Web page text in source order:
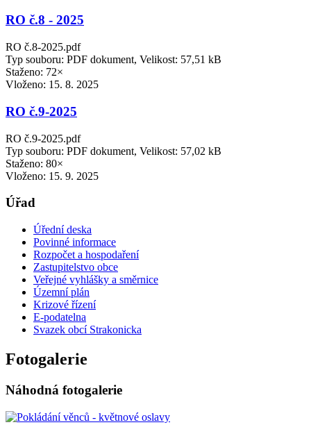
RO č.8 - 2025
RO č.8-2025.pdf
Typ souboru: PDF dokument, Velikost: 57,51 kB
Staženo: 72×
Vloženo: 15. 8. 2025
RO č.9-2025
RO č.9-2025.pdf
Typ souboru: PDF dokument, Velikost: 57,02 kB
Staženo: 80×
Vloženo: 15. 9. 2025
Úřad
Úřední deska
Povinné informace
Rozpočet a hospodaření
Zastupitelstvo obce
Veřejné vyhlášky a směrnice
Územní plán
Krizové řízení
E-podatelna
Svazek obcí Strakonicka
Fotogalerie
Náhodná fotogalerie